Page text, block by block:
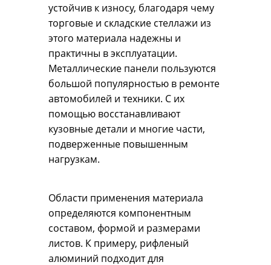
устойчив к износу, благодаря чему
торговые и складские стеллажи из
этого материала надежны и
практичны в эксплуатации.
Металлические панели пользуются
большой популярностью в ремонте
автомобилей и техники. С их
помощью восстанавливают
кузовные детали и многие части,
подверженные повышенным
нагрузкам.
Области применения материала
определяются компонентным
составом, формой и размерами
листов. К примеру, рифленый
алюминий подходит для